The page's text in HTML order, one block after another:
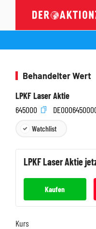
Behandelter Wert
LPKF Laser Aktie
645000
Watchlist
LPKF LaserAktie
Kaufen
Kurs